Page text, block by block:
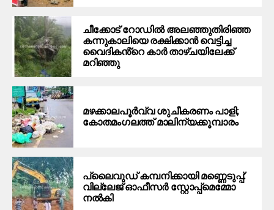
ചീക്കോട് റോഡിൽ അലഞ്ഞുതിരിഞ്ഞ
കന്നുകാലിയെ രക്ഷിക്കാൻ വെട്ടിച്ച
വൈദികൻ്റെ കാർ താഴ്ചയിലേക്ക്
മറിഞ്ഞു
മഴക്കാലപൂർവ്വ ശുചീകരണം പാളി;
കോതമംഗലത്ത് മാലിന്യക്കൂമ്പാരം
പ്ലൈവുഡ് കമ്പനിക്കായി മണ്ണെടുപ്പ്:
വില്ലേജ് ഓഫീസർ സ്റ്റോപ്പ്മെമ്മോ
നൽകി